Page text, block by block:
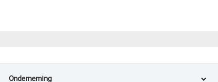
Onderneming